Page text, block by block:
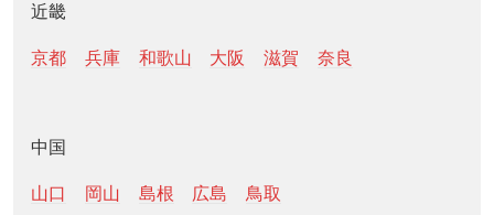
近畿
京都 兵庫 和歌山 大阪 滋賀 奈良
中国
山口 岡山 島根 広島 鳥取